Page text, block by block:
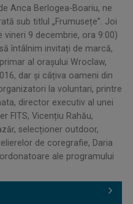
Anca Berlogea-Boariu, ne
sub titlul „Frumusețe”. Joi
vineri 9 decembrie, ora 9:00)
întâlnim invitați de marcă,
al orașului Wroclaw,
dar și câțiva oameni din
la voluntari, printre
director executiv al unei
FITS, Vicențiu Rahău,
selecționer outdoor,
de coregrafie, Daria
ale programului